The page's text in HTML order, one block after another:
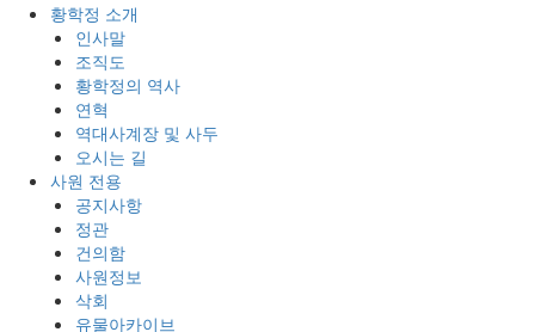
황학정 소개
인사말
조직도
황학정의 역사
연혁
역대사계장 및 사두
오시는 길
사원 전용
공지사항
정관
건의함
사원정보
삭회
유물아카이브